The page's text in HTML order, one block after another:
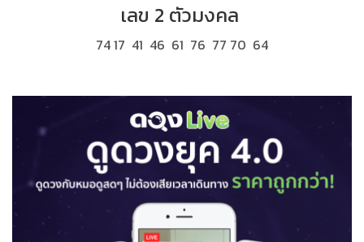
เลข 2 ตัวมงคล
74 17 41 46 61 76 77 70 64